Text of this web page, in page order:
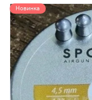
Новинка